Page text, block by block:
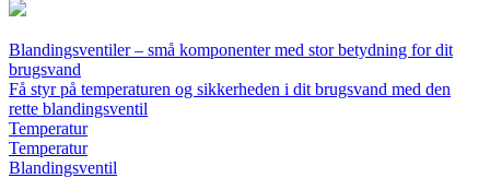
Blandingsventiler – små komponenter med stor betydning for dit
brugsvand
Få styr på temperaturen og sikkerheden i dit brugsvand med den
rette blandingsventil
Temperatur
Temperatur
Blandingsventil